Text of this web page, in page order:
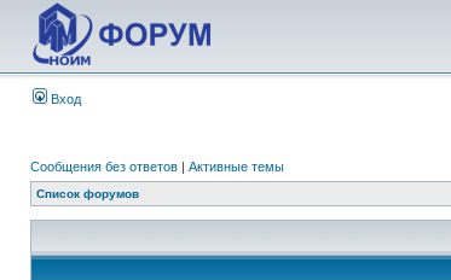
Вход
Сообщения без ответов | Активные темы
Список форумов